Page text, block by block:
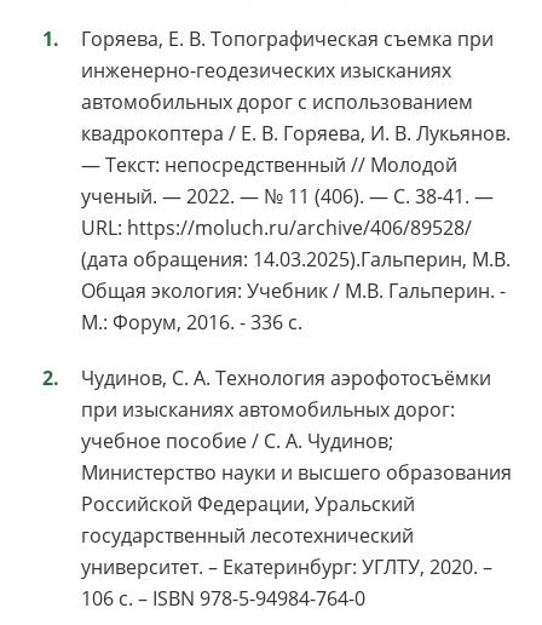
Горяева, Е. В. Топографическая съемка при
инженерно-геодезических изысканиях
автомобильных дорог с использованием
квадрокоптера / Е. В. Горяева, И. В. Лукьянов.
— Текст: непосредственный // Молодой
ученый. — 2022. — № 11 (406). — С. 38-41. —
URL: https://moluch.ru/archive/406/89528/
(дата обращения: 14.03.2025).Гальперин, М.В.
Общая экология: Учебник / М.В. Гальперин. -
М.: Форум, 2016. - 336 c.
Чудинов, С. А. Технология аэрофотосъёмки
при изысканиях автомобильных дорог:
учебное пособие / С. А. Чудинов;
Министерство науки и высшего образования
Российской Федерации, Уральский
государственный лесотехнический
университет. – Екатеринбург: УГЛТУ, 2020. –
106 с. – ISBN 978-5-94984-764-0